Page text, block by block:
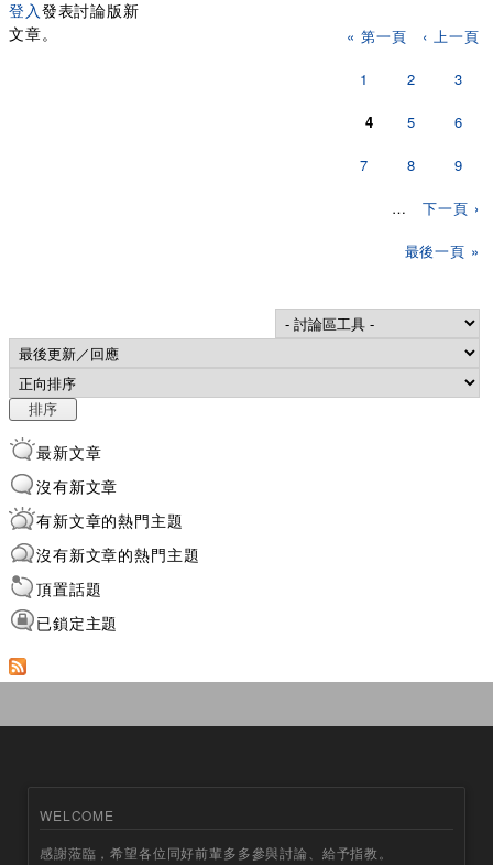
登入 發表討論版新
文章。
頁面
« 第一頁 ‹ 上一頁
1 2 3
4 5 6
7 8 9
… 下一頁 ›
最後一頁 »
Order by
排序
最新文章
沒有新文章
有新文章的熱門主題
沒有新文章的熱門主題
頂置話題
已鎖定主題
WELCOME
感謝蒞臨，希望各位同好前輩多多參與討論、給予指教。